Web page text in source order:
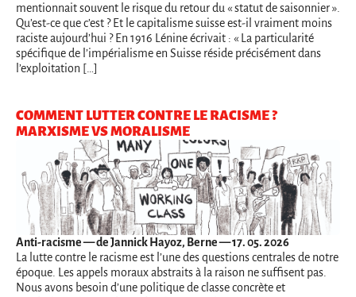
mentionnait souvent le risque du retour du « statut de saisonnier ».
Qu’est-ce que c’est ? Et le capitalisme suisse est-il vraiment moins
raciste aujourd’hui ? En 1916 Lénine écrivait : « La particularité
spécifique de l’impérialisme en Suisse réside précisément dans
l’exploitation […]
COMMENT LUTTER CONTRE LE RACISME ?
MARXISME VS MORALISME
Anti-racisme— de Jannick Hayoz, Berne — 17. 05. 2026
La lutte contre le racisme est l’une des questions centrales de notre
époque. Les appels moraux abstraits à la raison ne suffisent pas.
Nous avons besoin d’une politique de classe concrète et